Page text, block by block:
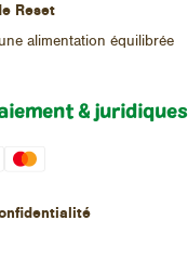
Reset
alimentation équilibrée
& juridiques